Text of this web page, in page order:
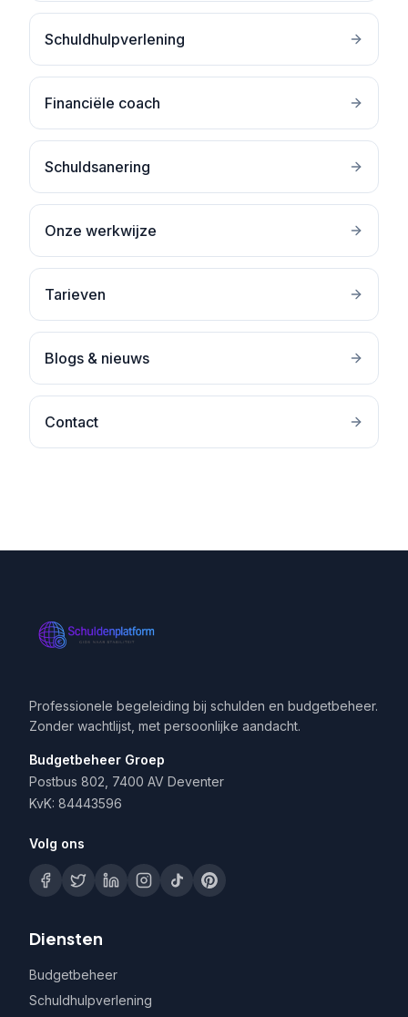
Schuldhulpverlening
Financiële coach
Schuldsanering
Onze werkwijze
Tarieven
Blogs & nieuws
Contact
Professionele begeleiding bij schulden en budgetbeheer.
Zonder wachtlijst, met persoonlijke aandacht.
Budgetbeheer Groep
Postbus 802, 7400 AV Deventer
KvK: 84443596
Volg ons
Diensten
Budgetbeheer
Schuldhulpverlening